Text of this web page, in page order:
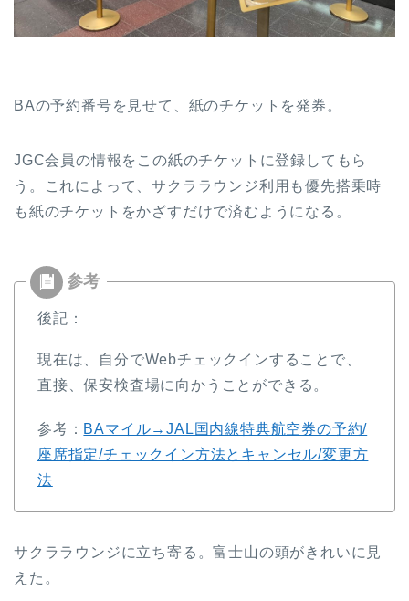
BAの予約番号を見せて、紙のチケットを発券。
JGC会員の情報をこの紙のチケットに登録してもら
う。これによって、サクララウンジ利用も優先搭乗時
も紙のチケットをかざすだけで済むようになる。
後記：
現在は、自分でWebチェックインすることで、
直接、保安検査場に向かうことができる。
参考： BAマイル→JAL国内線特典航空券の予約/
座席指定/チェックイン方法とキャンセル/変更方
法
サクララウンジに立ち寄る。富士山の頭がきれいに見
えた。